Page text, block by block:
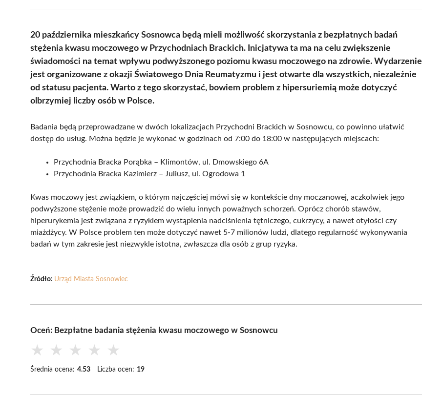
(Twitter)
20 października mieszkańcy Sosnowca będą mieli możliwość skorzystania z bezpłatnych badań
stężenia kwasu moczowego w Przychodniach Brackich. Inicjatywa ta ma na celu zwiększenie
świadomości na temat wpływu podwyższonego poziomu kwasu moczowego na zdrowie. Wydarzenie
jest organizowane z okazji Światowego Dnia Reumatyzmu i jest otwarte dla wszystkich, niezależnie
od statusu pacjenta. Warto z tego skorzystać, bowiem problem z hipersuriemią może dotyczyć
olbrzymiej liczby osób w Polsce.
Badania będą przeprowadzane w dwóch lokalizacjach Przychodni Brackich w Sosnowcu, co powinno ułatwić
dostęp do usług. Można będzie je wykonać w godzinach od 7:00 do 18:00 w następujących miejscach:
Przychodnia Bracka Porąbka – Klimontów, ul. Dmowskiego 6A
Przychodnia Bracka Kazimierz – Juliusz, ul. Ogrodowa 1
Kwas moczowy jest związkiem, o którym najczęściej mówi się w kontekście dny moczanowej, aczkolwiek jego
podwyższone stężenie może prowadzić do wielu innych poważnych schorzeń. Oprócz chorób stawów,
hiperurykemia jest związana z ryzykiem wystąpienia nadciśnienia tętniczego, cukrzycy, a nawet otyłości czy
miażdżycy. W Polsce problem ten może dotyczyć nawet 5-7 milionów ludzi, dlatego regularność wykonywania
badań w tym zakresie jest niezwykle istotna, zwłaszcza dla osób z grup ryzyka.
Źródło: Urząd Miasta Sosnowiec
Oceń: Bezpłatne badania stężenia kwasu moczowego w Sosnowcu
★ ★ ★ ★ ★
Średnia ocena: 4.53 Liczba ocen: 19